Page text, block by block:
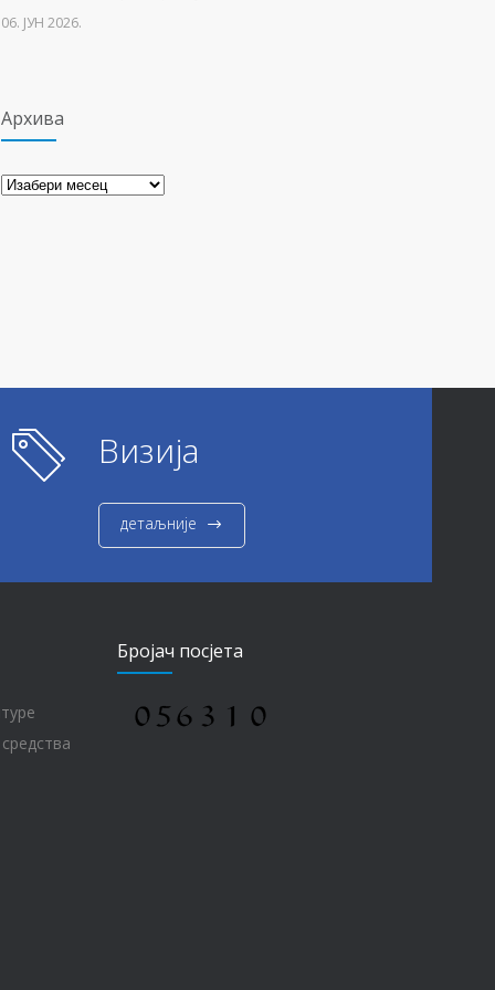
22. МАРТ 2021.
06. ЈУН 2026.
Архива
Архива
Визија
детаљније
Бројач посјета